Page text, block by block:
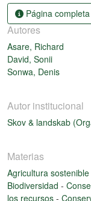
Página
Autores
Asare, Richard
David, Sonii
Sonwa, Denis
Autor institucional
Skov & landskab
Materias
Agricultura sostenible
Biodiversidad -
los recursos -